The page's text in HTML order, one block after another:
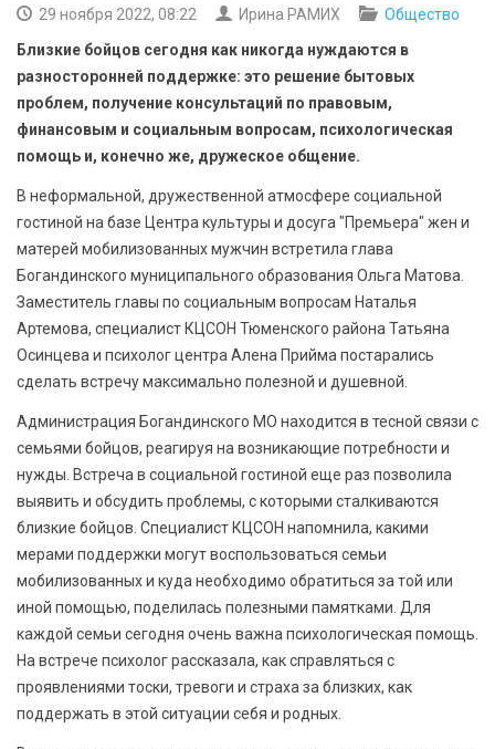
СПОРТ
АРХИВ PDF
29 ноября 2022, 08:22 Ирина РАМИХ
Общество
Близкие бойцов сегодня как никогда нуждаются в
разносторонней поддержке: это решение бытовых
проблем, получение консультаций по правовым,
финансовым и социальным вопросам, психологическая
помощь и, конечно же, дружеское общение.
В неформальной, дружественной атмосфере социальной
гостиной на базе Центра культуры и досуга "Премьера" жен и
матерей мобилизованных мужчин встретила глава
Богандинского муниципального образования Ольга Матова.
Заместитель главы по социальным вопросам Наталья
Артемова, специалист КЦСОН Тюменского района Татьяна
Осинцева и психолог центра Алена Прийма постарались
сделать встречу максимально полезной и душевной.
Администрация Богандинского МО находится в тесной связи с
семьями бойцов, реагируя на возникающие потребности и
нужды. Встреча в социальной гостиной еще раз позволила
выявить и обсудить проблемы, с которыми сталкиваются
близкие бойцов. Специалист КЦСОН напомнила, какими
мерами поддержки могут воспользоваться семьи
мобилизованных и куда необходимо обратиться за той или
иной помощью, поделилась полезными памятками. Для
каждой семьи сегодня очень важна психологическая помощь.
На встрече психолог рассказала, как справляться с
проявлениями тоски, тревоги и страха за близких, как
поддержать в этой ситуации себя и родных.